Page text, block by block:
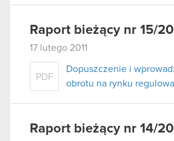
Raport bieżący nr 15/
17 lutego 2011
PDF
Dopuszczenie i
obrotu na rynku
Raport bieżący nr 14/